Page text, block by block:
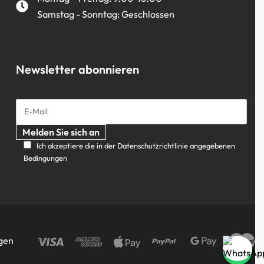
Samstag - Sonntag: Geschlossen
Newsletter abonnieren
Ich akzeptiere die in der Datenschutzrichtlinie angegebenen
Bedingungen